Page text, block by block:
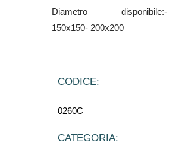
Diametro disponibile:-
150x150- 200x200
CODICE:
0260C
CATEGORIA: